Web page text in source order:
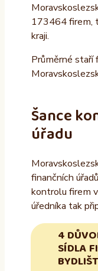
173464 firem,
kraji.
Průměrné staří
Šance
úřadu
finančních
kontrolu firem
úředníka tak
4
SÍDLA